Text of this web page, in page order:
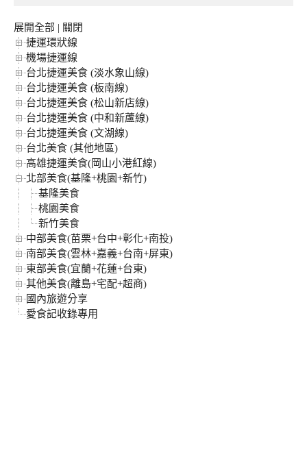
展開全部 | 關閉
捷運環狀線
機場捷運線
台北捷運美食 (淡水象山線)
台北捷運美食 (板南線)
台北捷運美食 (松山新店線)
台北捷運美食 (中和新蘆線)
台北捷運美食 (文湖線)
台北美食 (其他地區)
高雄捷運美食(岡山小港紅線)
北部美食(基隆+桃園+新竹)
基隆美食
桃園美食
新竹美食
中部美食(苗栗+台中+彰化+南投)
南部美食(雲林+嘉義+台南+屏東)
東部美食(宜蘭+花蓮+台東)
其他美食(離島+宅配+超商)
國內旅遊分享
愛食記收錄專用